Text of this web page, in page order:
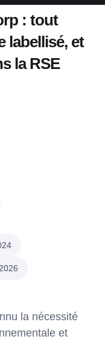
: tout
labellisé, et
la RSE
la nécessité
et